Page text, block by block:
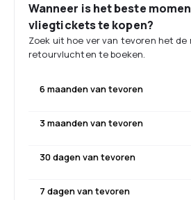
Wanneer is het beste
vliegtickets te kopen?
Zoek uit hoe ver van tevoren het de
retourvluchten te boeken.
6 maanden van tevoren
3 maanden van tevoren
30 dagen van tevoren
7 dagen van tevoren